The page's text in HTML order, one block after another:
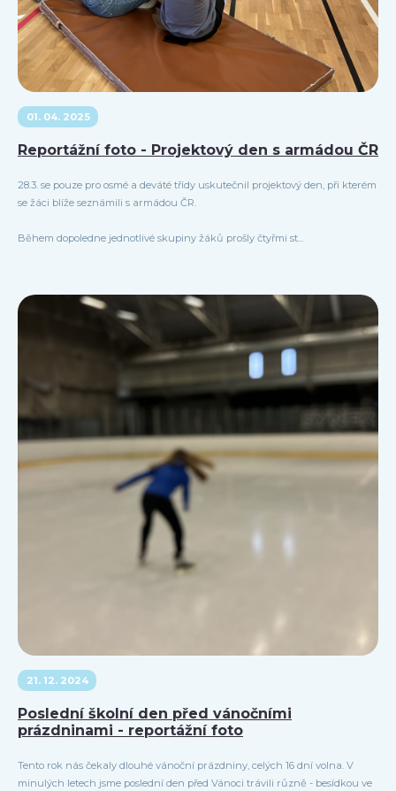
01. 04. 2025
Reportážní foto - Projektový den s armádou ČR
28.3. se pouze pro osmé a deváté třídy uskutečnil projektový den, při kterém
se žáci blíže seznámili s armádou ČR.
Během dopoledne jednotlivé skupiny žáků prošly čtyřmi st...
21. 12. 2024
Poslední školní den před vánočními
prázdninami - reportážní foto
Tento rok nás čekaly dlouhé vánoční prázdniny, celých 16 dní volna. V
minulých letech jsme poslední den před Vánoci trávili různě - besídkou ve